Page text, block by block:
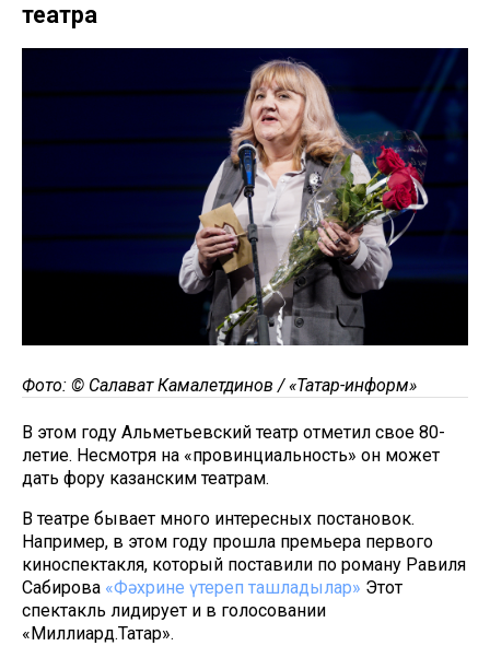
театра
Фото: © Салават Камалетдинов / «Татар-информ»
В этом году Альметьевский театр отметил свое 80-
летие. Несмотря на «провинциальность» он может
дать фору казанским театрам.
В театре бывает много интересных постановок.
Например, в этом году прошла премьера первого
киноспектакля, который поставили по роману Равиля
Сабирова «Фәхрине үтереп ташладылар» Этот
спектакль лидирует и в голосовании
«Миллиард.Татар».